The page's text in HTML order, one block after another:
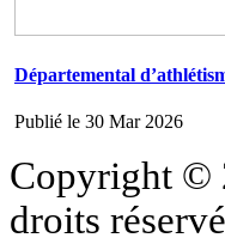
Départemental
Publié le 30 Mar 2026
Copyright ©
droits